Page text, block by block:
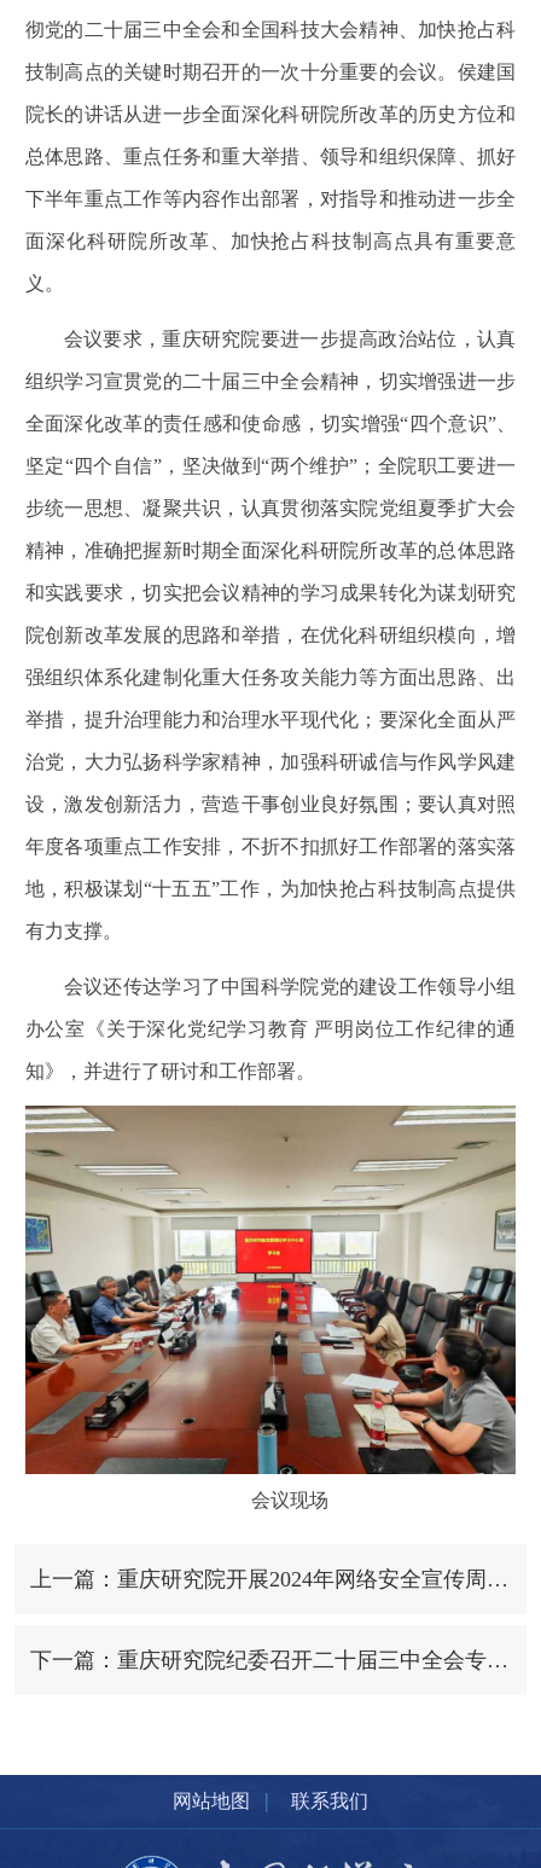
彻党的二十届三中全会和全国科技大会精神、加快抢占科
技制高点的关键时期召开的一次十分重要的会议。侯建国
院长的讲话从进一步全面深化科研院所改革的历史方位和
总体思路、重点任务和重大举措、领导和组织保障、抓好
下半年重点工作等内容作出部署，对指导和推动进一步全
面深化科研院所改革、加快抢占科技制高点具有重要意
义。
会议要求，重庆研究院要进一步提高政治站位，认真
组织学习宣贯党的二十届三中全会精神，切实增强进一步
全面深化改革的责任感和使命感，切实增强“四个意识”、
坚定“四个自信”，坚决做到“两个维护”；全院职工要进一
步统一思想、凝聚共识，认真贯彻落实院党组夏季扩大会
精神，准确把握新时期全面深化科研院所改革的总体思路
和实践要求，切实把会议精神的学习成果转化为谋划研究
院创新改革发展的思路和举措，在优化科研组织模向，增
强组织体系化建制化重大任务攻关能力等方面出思路、出
举措，提升治理能力和治理水平现代化；要深化全面从严
治党，大力弘扬科学家精神，加强科研诚信与作风学风建
设，激发创新活力，营造干事创业良好氛围；要认真对照
年度各项重点工作安排，不折不扣抓好工作部署的落实落
地，积极谋划“十五五”工作，为加快抢占科技制高点提供
有力支撑。
会议还传达学习了中国科学院党的建设工作领导小组
办公室《关于深化党纪学习教育 严明岗位工作纪律的通
知》，并进行了研讨和工作部署。
会议现场
上一篇：重庆研究院开展2024年网络安全宣传周系列活动
下一篇：重庆研究院纪委召开二十届三中全会专题学习会
网站地图 | 联系我们